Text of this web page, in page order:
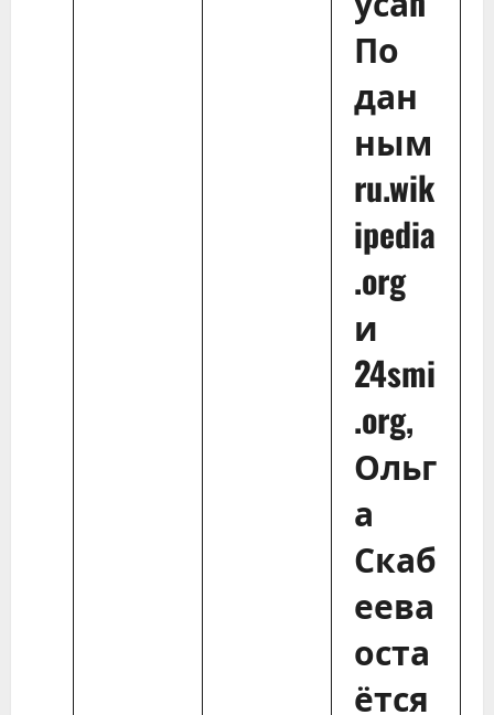
По
дан
ным
ru.wik
ipedia
.org
и
24smi
.org,
Ольг
а
Скаб
еева
оста
ётся